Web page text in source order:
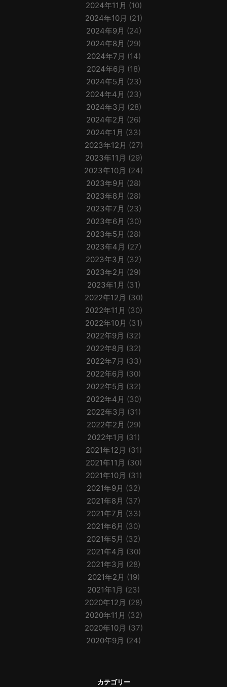
2024年11月 (10)
2024年10月 (21)
2024年9月 (24)
2024年8月 (29)
2024年7月 (14)
2024年6月 (18)
2024年5月 (23)
2024年4月 (23)
2024年3月 (28)
2024年2月 (26)
2024年1月 (33)
2023年12月 (27)
2023年11月 (29)
2023年10月 (24)
2023年9月 (28)
2023年8月 (28)
2023年7月 (23)
2023年6月 (30)
2023年5月 (28)
2023年4月 (27)
2023年3月 (32)
2023年2月 (29)
2023年1月 (31)
2022年12月 (30)
2022年11月 (30)
2022年10月 (31)
2022年9月 (32)
2022年8月 (32)
2022年7月 (33)
2022年6月 (30)
2022年5月 (32)
2022年4月 (30)
2022年3月 (31)
2022年2月 (29)
2022年1月 (31)
2021年12月 (31)
2021年11月 (30)
2021年10月 (31)
2021年9月 (32)
2021年8月 (37)
2021年7月 (33)
2021年6月 (30)
2021年5月 (32)
2021年4月 (30)
2021年3月 (28)
2021年2月 (19)
2021年1月 (23)
2020年12月 (28)
2020年11月 (32)
2020年10月 (37)
2020年9月 (24)
カテゴリー